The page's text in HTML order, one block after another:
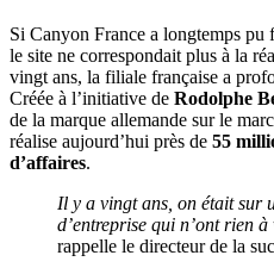
Si Canyon France a longtemps
le site ne correspondait plus à la
vingt ans, la filiale française a
Créée à l’initiative de Rodolphe
de la marque allemande sur le
réalise aujourd’hui près de 55
d’affaires.
Il y a vingt ans, on était sur
d’entreprise qui n’ont rien
rappelle le directeur de la